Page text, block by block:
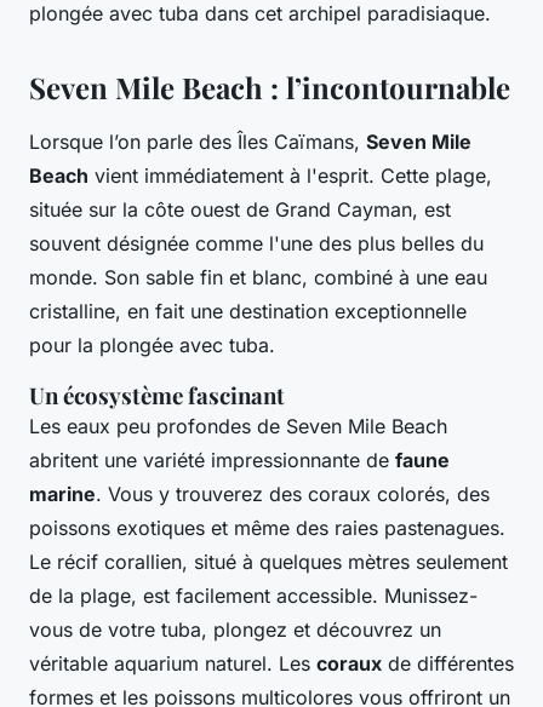
plongée avec tuba dans cet archipel paradisiaque.
Seven Mile Beach : l’incontournable
Lorsque l’on parle des Îles Caïmans, Seven Mile
Beach vient immédiatement à l'esprit. Cette plage,
située sur la côte ouest de Grand Cayman, est
souvent désignée comme l'une des plus belles du
monde. Son sable fin et blanc, combiné à une eau
cristalline, en fait une destination exceptionnelle
pour la plongée avec tuba.
Un écosystème fascinant
Les eaux peu profondes de Seven Mile Beach
abritent une variété impressionnante de faune
marine. Vous y trouverez des coraux colorés, des
poissons exotiques et même des raies pastenagues.
Le récif corallien, situé à quelques mètres seulement
de la plage, est facilement accessible. Munissez-
vous de votre tuba, plongez et découvrez un
véritable aquarium naturel. Les coraux de différentes
formes et les poissons multicolores vous offriront un